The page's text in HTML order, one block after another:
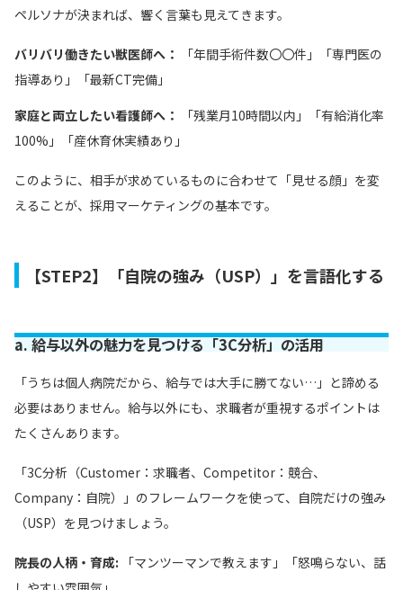
ペルソナが決まれば、響く言葉も見えてきます。
バリバリ働きたい獣医師へ：
「年間手術件数〇〇件」「専門医の
指導あり」「最新CT完備」
家庭と両立したい看護師へ：
「残業月10時間以内」「有給消化率
100%」「産休育休実績あり」
このように、相手が求めているものに合わせて「見せる顔」を変
えることが、採用マーケティングの基本です。
【STEP2】「自院の強み（USP）」を言語化する
a. 給与以外の魅力を見つける「3C分析」の活用
「うちは個人病院だから、給与では大手に勝てない…」と諦める
必要はありません。給与以外にも、求職者が重視するポイントは
たくさんあります。
「3C分析（Customer：求職者、Competitor：競合、
Company：自院）」のフレームワークを使って、自院だけの強み
（USP）を見つけましょう。
院長の人柄・育成: 「マンツーマンで教えます」「怒鳴らない、話